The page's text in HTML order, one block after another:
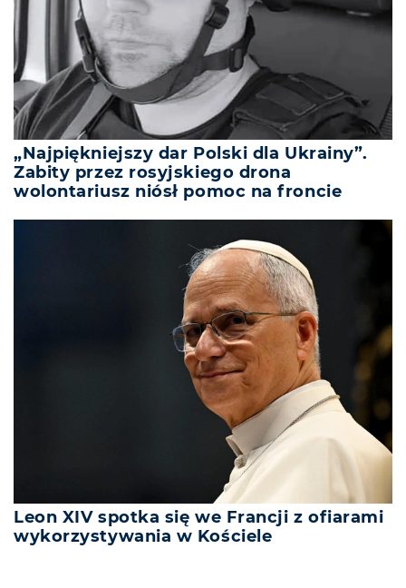
„Najpiękniejszy dar Polski dla Ukrainy”.
Zabity przez rosyjskiego drona
wolontariusz niósł pomoc na froncie
Leon XIV spotka się we Francji z ofiarami
wykorzystywania w Kościele